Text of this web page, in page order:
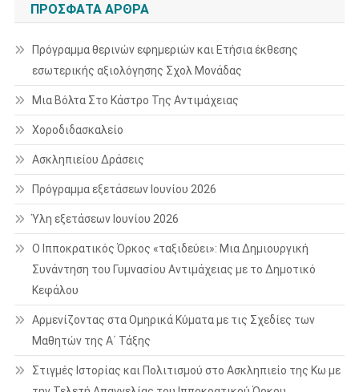
ΠΡΌΣΦΑΤΑ ΆΡΘΡΑ
Πρόγραμμα θερινών εφημεριών και Ετήσια έκθεσης
εσωτερικής αξιολόγησης Σχολ Μονάδας
Μια Βόλτα Στο Κάστρο Της Αντιμάχειας
Χοροδιδασκαλείο
Ασκληπιείου Δράσεις
Πρόγραμμα εξετάσεων Ιουνίου 2026
Ύλη εξετάσεων Ιουνίου 2026
Ο Ιπποκρατικός Όρκος «ταξιδεύει»: Μια Δημιουργική
Συνάντηση του Γυμνασίου Αντιμάχειας με το Δημοτικό
Κεφάλου
Αρμενίζοντας στα Ομηρικά Κύματα με τις Σχεδίες των
Μαθητών της Α΄ Τάξης
Στιγμές Ιστορίας και Πολιτισμού στο Ασκληπιείο της Κω με